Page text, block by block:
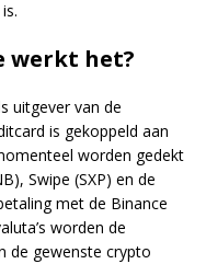
werkt het?
uitgever van de
is gekoppeld aan
worden gedekt
Swipe (SXP) en de
met de Binance
worden de
de gewenste crypto